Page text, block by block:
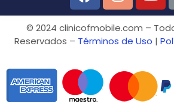
© 2024 clinicofmobile.com –
Reservados – Términos de Uso |